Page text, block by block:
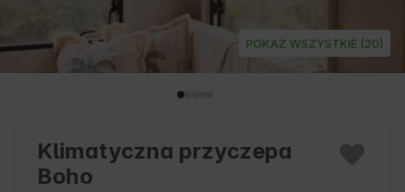
POKAŻ WSZYSTKIE (20)
Klimatyczna przyczepa
Boho